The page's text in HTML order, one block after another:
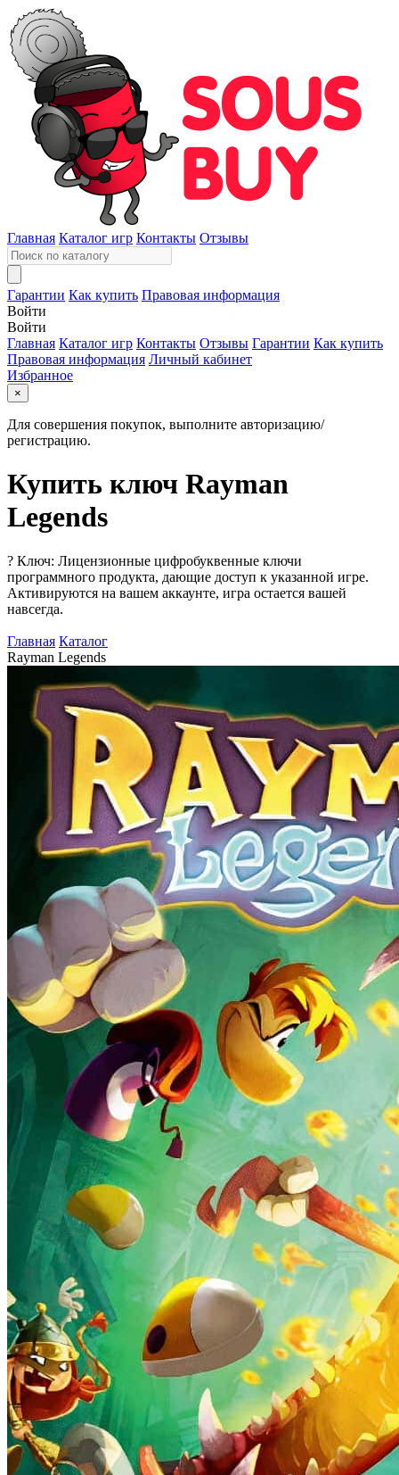
Главная Каталог игр Контакты Отзывы
Гарантии Как купить Правовая информация
Войти
Войти
Главная Каталог игр Контакты Отзывы Гарантии Как купить
Правовая информация Личный кабинет
Избранное
×
Для совершения покупок, выполните авторизацию/
регистрацию.
Купить ключ Rayman
Legends
? Ключ: Лицензионные цифробуквенные ключи
программного продукта, дающие доступ к указанной игре.
Активируются на вашем аккаунте, игра остается вашей
навсегда.
Главная Каталог
Rayman Legends